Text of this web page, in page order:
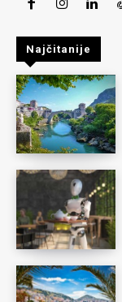
Najčitanije